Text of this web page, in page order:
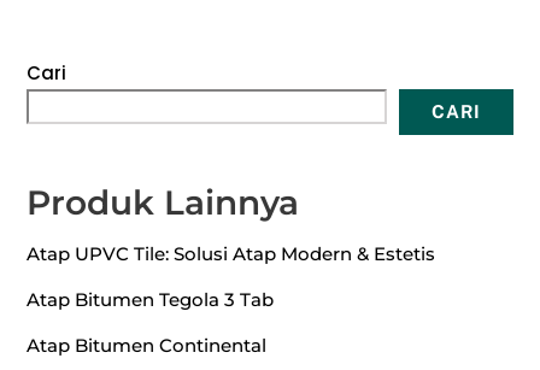
Cari
CARI
Produk Lainnya
Atap UPVC Tile: Solusi Atap Modern & Estetis
Atap Bitumen Tegola 3 Tab
Atap Bitumen Continental